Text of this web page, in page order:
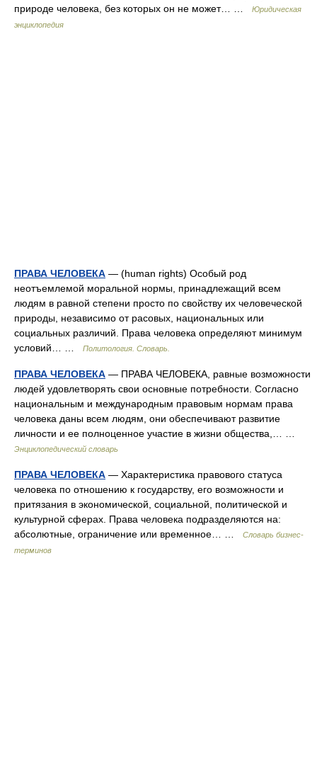
природе человека, без которых он не может… …
Юридическая
энциклопедия
ПРАВА ЧЕЛОВЕКА — (human rights) Особый род
неотъемлемой моральной нормы, принадлежащий всем
людям в равной степени просто по свойству их человеческой
природы, независимо от расовых, национальных или
социальных различий. Права человека определяют минимум
условий… …
Политология. Словарь.
ПРАВА ЧЕЛОВЕКА — ПРАВА ЧЕЛОВЕКА, равные возможности
людей удовлетворять свои основные потребности. Согласно
национальным и международным правовым нормам права
человека даны всем людям, они обеспечивают развитие
личности и ее полноценное участие в жизни общества,… …
Энциклопедический словарь
ПРАВА ЧЕЛОВЕКА — Характеристика правового статуса
человека по отношению к государству, его возможности и
притязания в экономической, социальной, политической и
культурной сферах. Права человека подразделяются на:
абсолютные, ограничение или временное… …
Словарь бизнес-
терминов